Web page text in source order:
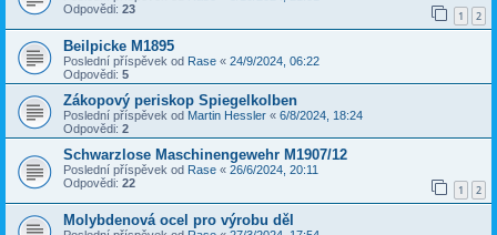
Odpovědi: 23 1 2
Beilpicke M1895
Poslední příspěvek od Rase « 24/9/2024, 06:22
Odpovědi: 5
Zákopový periskop Spiegelkolben
Poslední příspěvek od Martin Hessler « 6/8/2024, 18:24
Odpovědi: 2
Schwarzlose Maschinengewehr M1907/12
Poslední příspěvek od Rase « 26/6/2024, 20:11
Odpovědi: 22 1 2
Molybdenová ocel pro výrobu děl